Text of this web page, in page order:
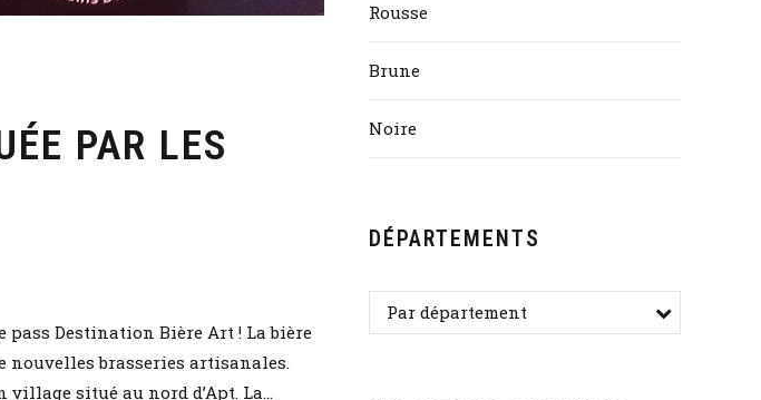
PAR LES
pass Destination Bière Art ! La bière
nouvelles brasseries artisanales.
situé au nord d’Apt. La...
Rousse
Brune
Noire
DÉPARTEMENTS
Par département